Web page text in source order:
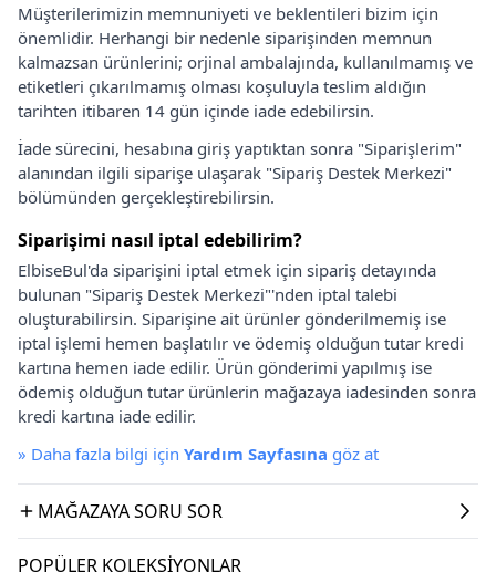
Müşterilerimizin memnuniyeti ve beklentileri bizim için
önemlidir. Herhangi bir nedenle siparişinden memnun
kalmazsan ürünlerini; orjinal ambalajında, kullanılmamış ve
etiketleri çıkarılmamış olması koşuluyla teslim aldığın
tarihten itibaren 14 gün içinde iade edebilirsin.
İade sürecini, hesabına giriş yaptıktan sonra "Siparişlerim"
alanından ilgili siparişe ulaşarak "Sipariş Destek Merkezi"
bölümünden gerçekleştirebilirsin.
Siparişimi nasıl iptal edebilirim?
ElbiseBul'da siparişini iptal etmek için sipariş detayında
bulunan "Sipariş Destek Merkezi"'nden iptal talebi
oluşturabilirsin. Siparişine ait ürünler gönderilmemiş ise
iptal işlemi hemen başlatılır ve ödemiş olduğun tutar kredi
kartına hemen iade edilir. Ürün gönderimi yapılmış ise
ödemiş olduğun tutar ürünlerin mağazaya iadesinden sonra
kredi kartına iade edilir.
» Daha fazla bilgi için Yardım Sayfasına göz at
MAĞAZAYA SORU SOR
POPÜLER KOLEKSIYONLAR